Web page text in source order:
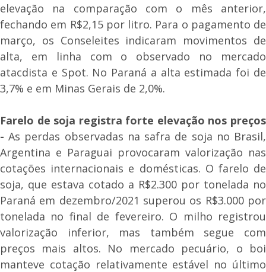
elevação na comparação com o mês anterior,
fechando em R$2,15 por litro. Para o pagamento de
março, os Conseleites indicaram movimentos de
alta, em linha com o observado no mercado
atacdista e Spot. No Paraná a alta estimada foi de
3,7% e em Minas Gerais de 2,0%.
Farelo de soja registra forte elevação nos preços
-As perdas observadas na safra de soja no Brasil,
Argentina e Paraguai provocaram valorização nas
cotações internacionais e domésticas. O farelo de
soja, que estava cotado a R$2.300 por tonelada no
Paraná em dezembro/2021 superou os R$3.000 por
tonelada no final de fevereiro. O milho registrou
valorização inferior, mas também segue com
preços mais altos. No mercado pecuário, o boi
manteve cotação relativamente estável no último